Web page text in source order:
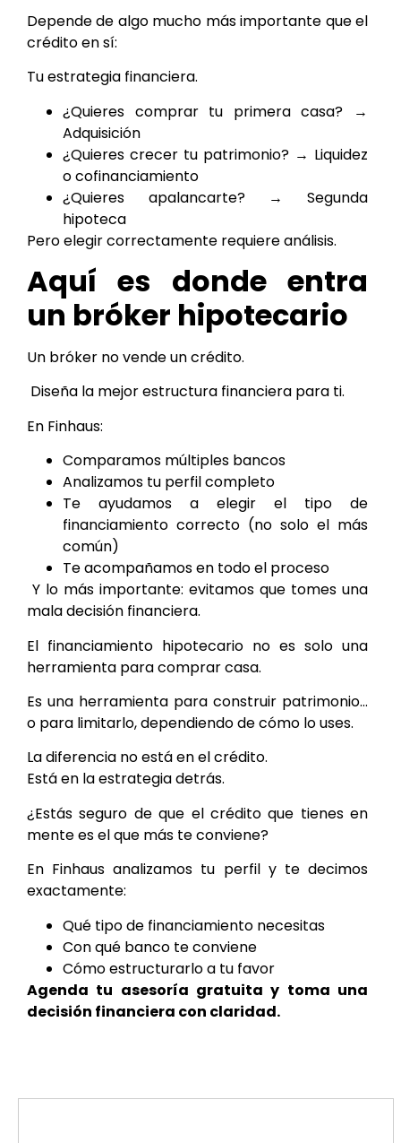
Depende de algo mucho más importante que el
crédito en sí:
Tu estrategia financiera.
¿Quieres comprar tu primera casa? →
Adquisición
¿Quieres crecer tu patrimonio? → Liquidez
o cofinanciamiento
¿Quieres apalancarte? → Segunda
hipoteca
Pero elegir correctamente requiere análisis.
Aquí es donde entra
un bróker hipotecario
Un bróker no vende un crédito.
Diseña la mejor estructura financiera para ti.
En Finhaus:
Comparamos múltiples bancos
Analizamos tu perfil completo
Te ayudamos a elegir el tipo de
financiamiento correcto (no solo el más
común)
Te acompañamos en todo el proceso
Y lo más importante: evitamos que tomes una
mala decisión financiera.
El financiamiento hipotecario no es solo una
herramienta para comprar casa.
Es una herramienta para construir patrimonio…
o para limitarlo, dependiendo de cómo lo uses.
La diferencia no está en el crédito.
Está en la estrategia detrás.
¿Estás seguro de que el crédito que tienes en
mente es el que más te conviene?
En Finhaus analizamos tu perfil y te decimos
exactamente:
Qué tipo de financiamiento necesitas
Con qué banco te conviene
Cómo estructurarlo a tu favor
Agenda tu asesoría gratuita y toma una
decisión financiera con claridad.